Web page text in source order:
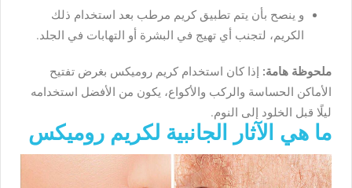
و ينصح بأن يتم تطبيق كريم مرطب بعد استخدام ذلك
الكريم، لتجنب أي تهيج في البشرة أو التهابات في الجلد.
ملحوظة هامة: إذا كان استخدام كريم روميكس بغرض تفتيح
الأماكن الحساسة والركب والأكواع، يكون من الأفضل استخدامه
ليلًا قبل الخلود إلى النوم.
ما هي الآثار الجانبية لكريم روميكس